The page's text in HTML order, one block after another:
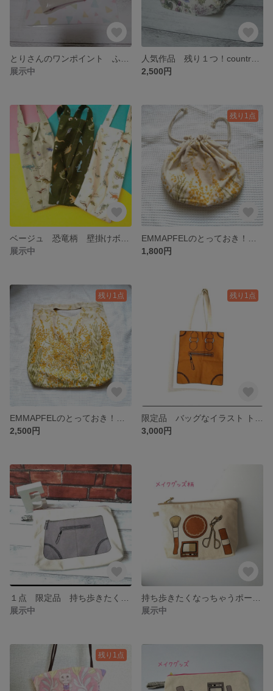
展示中
2,500円
展示中
残り1点
1,800円
残り1点
2,500円
残り1点
3,000円
展示中
展示中
残り1点